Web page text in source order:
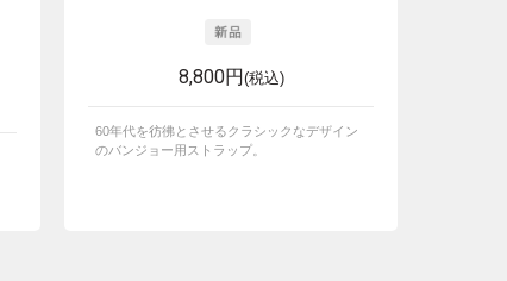
8,800円(税込)
60年代を彷彿とさせるクラシックなデザイン
のバンジョー用ストラップ。